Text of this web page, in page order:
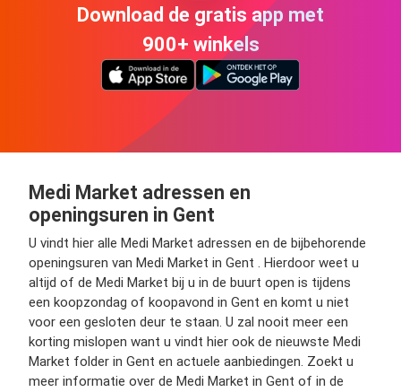
Download de gratis app met
900+ winkels
Medi Market adressen en
openingsuren in Gent
U vindt hier alle Medi Market adressen en de bijbehorende
openingsuren van Medi Market in Gent . Hierdoor weet u
altijd of de Medi Market bij u in de buurt open is tijdens
een koopzondag of koopavond in Gent en komt u niet
voor een gesloten deur te staan. U zal nooit meer een
korting mislopen want u vindt hier ook de nieuwste Medi
Market folder in Gent en actuele aanbiedingen. Zoekt u
meer informatie over de Medi Market in Gent of in de